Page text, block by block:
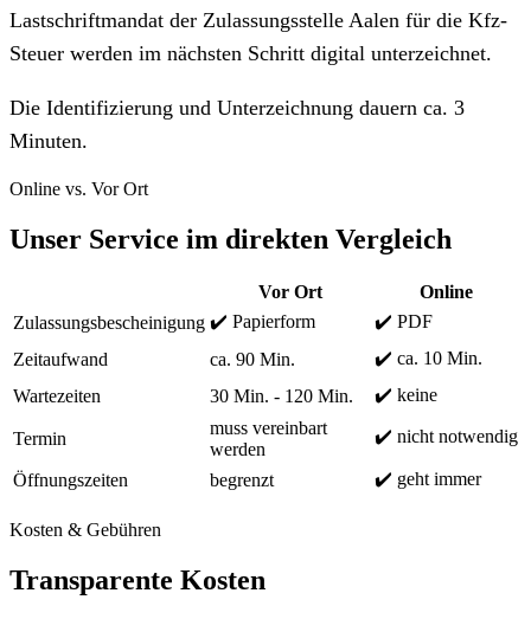
Lastschriftmandat der Zulassungsstelle Aalen für die Kfz-
Steuer werden im nächsten Schritt digital unterzeichnet.
Die Identifizierung und Unterzeichnung dauern ca. 3
Minuten.
Online vs. Vor Ort
Unser Service im direkten Vergleich
Vor Ort
Online
Zulassungsbescheinigung ✔️ Papierform
✔️ PDF
Zeitaufwand
ca. 90 Min.
✔️ ca. 10 Min.
Wartezeiten
30 Min. - 120 Min. ✔️ keine
Termin
muss vereinbart
werden
✔️ nicht notwendig
Öffnungszeiten begrenzt ✔️ geht immer
Kosten & Gebühren
Transparente Kosten